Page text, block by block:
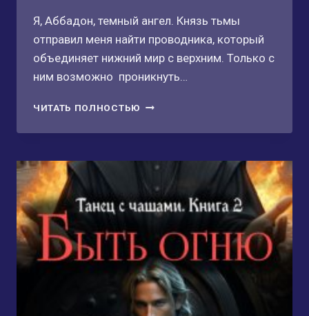
Я, Аббадон, темный ангел. Князь тьмы
отправил меня найти проводника, который
объединяет нижний мир с верхним. Только с
ним возможно проникнуть…
ЧИТАТЬ ПОЛНОСТЬЮ СВЕТ